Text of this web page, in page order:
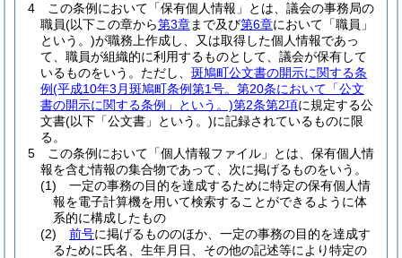
4
この条例において「保有個人情報」とは、議会の事務局の
職員(以下この章から第3章まで及び第6章において「職員」
という。)が職務上作成し、又は取得した個人情報であっ
て、職員が組織的に利用するものとして、議会が保有して
いるものをいう。 ただし、 斑鳩町公文書の開示に関する条
例(平成10年3月斑鳩町条例第1号。第20条において「公文
書の開示に関する条例」という。)第2条第2項に規定する公
文書(以下「公文書」という。)に記録されているものに限
る。
5
この条例において「個人情報ファイル」とは、保有個人情
報を含む情報の集合物であって、次に掲げるものをいう。
(1)
一定の事務の目的を達成するために特定の保有個人情
報を電子計算機を用いて検索することができるように体
系的に構成したもの
(2)
前号に掲げるもののほか、一定の事務の目的を達成す
るために氏名、生年月日、その他の記述等により特定の